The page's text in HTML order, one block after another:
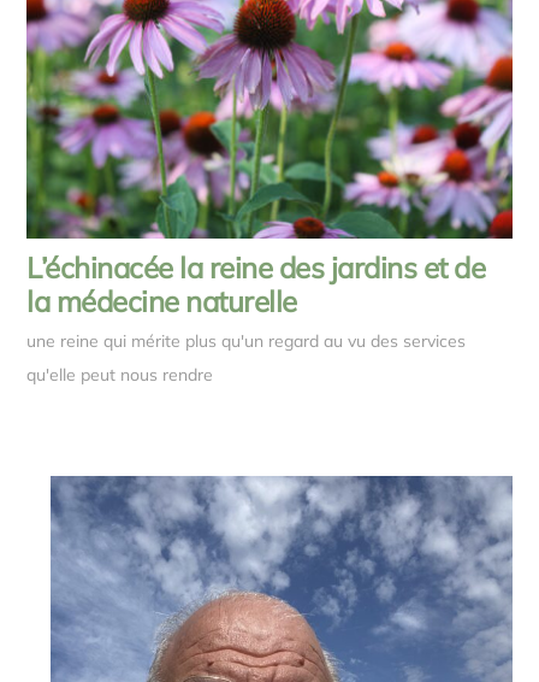
L’échinacée la reine des jardins et de
la médecine naturelle
une reine qui mérite plus qu'un regard au vu des services
qu'elle peut nous rendre